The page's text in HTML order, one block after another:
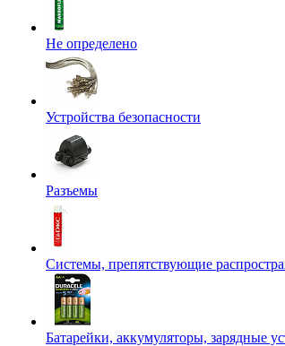
Не определено
Устройства безопасности
Разъемы
Системы, препятствующие
Батарейки, аккумуляторы, зарядные